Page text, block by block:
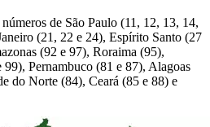
de São Paulo (11, 12, 13, 14,
(21, 22 e 24), Espírito Santo (27
(92 e 97), Roraima (95),
Pernambuco (81 e 87), Alagoas
do Norte (84), Ceará (85 e 88) e